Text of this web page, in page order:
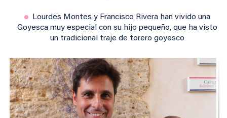
Lourdes Montes y Francisco Rivera han vivido una
Goyesca muy especial con su hijo pequeño, que ha visto
un tradicional traje de torero goyesco